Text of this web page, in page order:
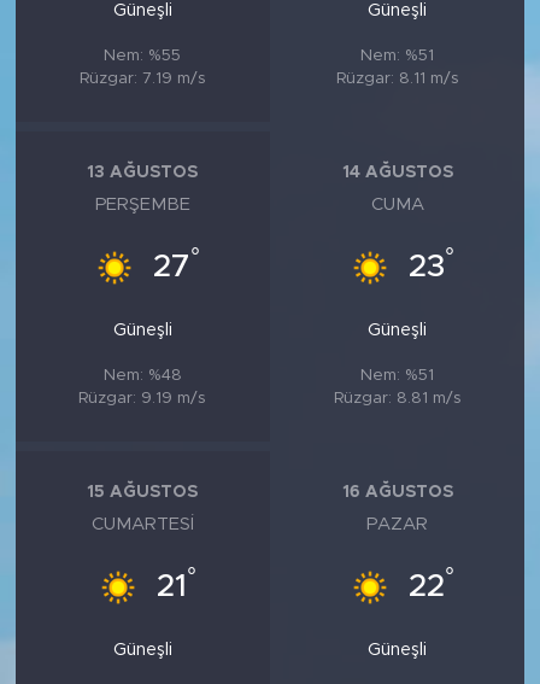
Güneşli
Nem: %55
Rüzgar: 7.19 m/s
Güneşli
Nem: %51
Rüzgar: 8.11 m/s
13 AĞUSTOS
PERŞEMBE
27°
Güneşli
Nem: %48
Rüzgar: 9.19 m/s
14 AĞUSTOS
CUMA
23°
Güneşli
Nem: %51
Rüzgar: 8.81 m/s
15 AĞUSTOS
CUMARTESI
21 °
Güneşli
16 AĞUSTOS
PAZAR
22°
Güneşli